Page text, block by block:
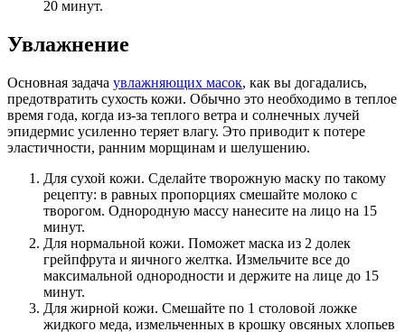
20 минут.
Увлажнение
Основная задача увлажняющих масок, как вы догадались,
предотвратить сухость кожи. Обычно это необходимо в теплое
время года, когда из-за теплого ветра и солнечных лучей
эпидермис усиленно теряет влагу. Это приводит к потере
эластичности, ранним морщинам и шелушению.
Для сухой кожи. Сделайте творожную маску по такому
рецепту: в равных пропорциях смешайте молоко с
творогом. Однородную массу нанесите на лицо на 15
минут.
Для нормальной кожи. Поможет маска из 2 долек
грейпфрута и яичного желтка. Измельчите все до
максимальной однородности и держите на лице до 15
минут.
Для жирной кожи. Смешайте по 1 столовой ложке
жидкого меда, измельченных в крошку овсяных хлопьев